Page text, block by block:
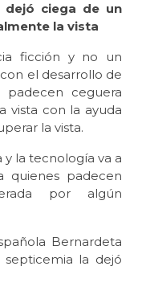
dejó ciega de un
la vista
ficción y no un
el desarrollo de
padecen ceguera
vista con la ayuda
la vista.
y la tecnología va a
quienes padecen
por algún
Bernardeta
la dejó